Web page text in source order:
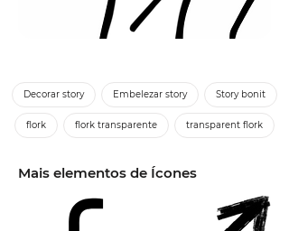
Decorar story Embelezar story Story bonit
flork flork transparente transparent flork
Mais elementos de Ícones